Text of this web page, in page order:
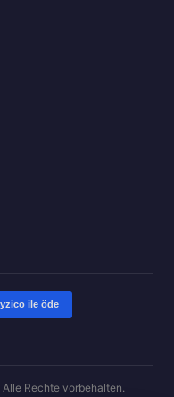
Rechte vorbehalten.